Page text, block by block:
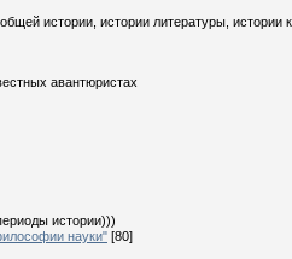
истории, истории литературы, истории
авантюристах
истории)))
науки" [80]